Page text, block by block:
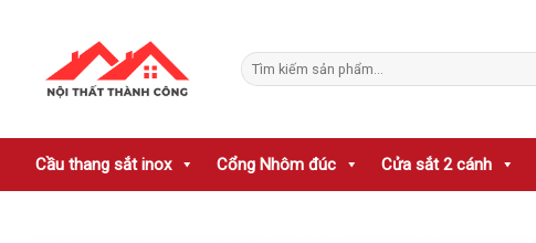
Tìm
kiếm:
Cầu thang sắt inox Cổng Nhôm đúc Cửa sắt 2 cánh